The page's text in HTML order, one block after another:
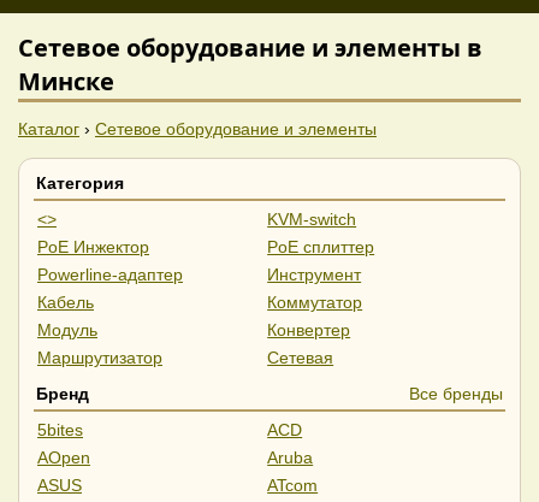
Сетевое оборудование и элементы в
Минске
Каталог › Сетевое оборудование и элементы
Категория
<>
KVM-switch
PoE Инжектор
PoE сплиттер
Powerline-адаптер
Инструмент
Кабель
Коммутатор
Модуль
Конвертер
Маршрутизатор
Сетевая
Бренд
Все бренды
5bites
ACD
AOpen
Aruba
ASUS
ATcom